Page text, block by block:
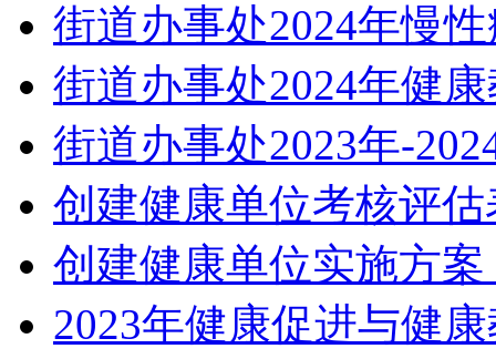
街道办事处2024年慢
街道办事处2024年健
街道办事处2023年-
创建健康单位考核评估
创建健康单位实施方
2023年健康促进与健